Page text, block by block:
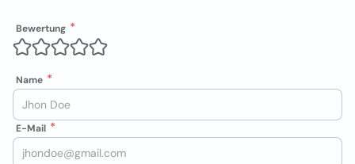
Bewertung
Name
E-Mail